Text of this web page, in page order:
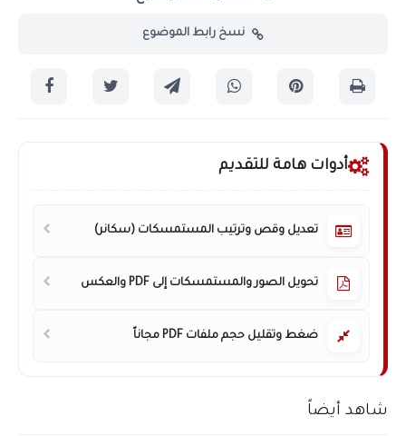
نسخ رابط الموضوع
أدوات هامة للتقديم
تعديل وقص وترتيب المستمسكات (سكانر)
تحويل الصور والمستمسكات إلى PDF والعكس
ضغط وتقليل حجم ملفات PDF مجاناً
شاهد أيضاً